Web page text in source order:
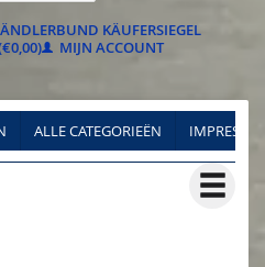
MIJN ACCOUNT
ALLE CATEGORIEËN